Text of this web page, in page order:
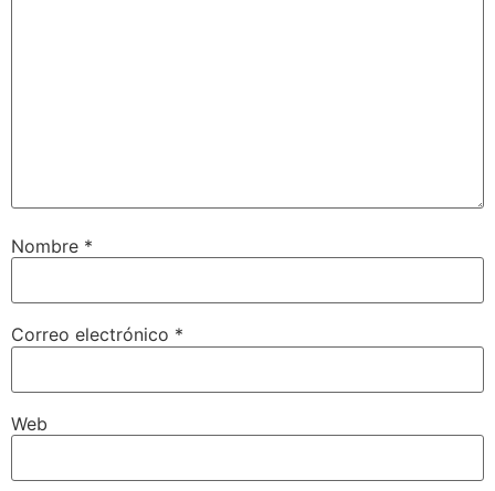
Nombre *
Correo electrónico *
Web